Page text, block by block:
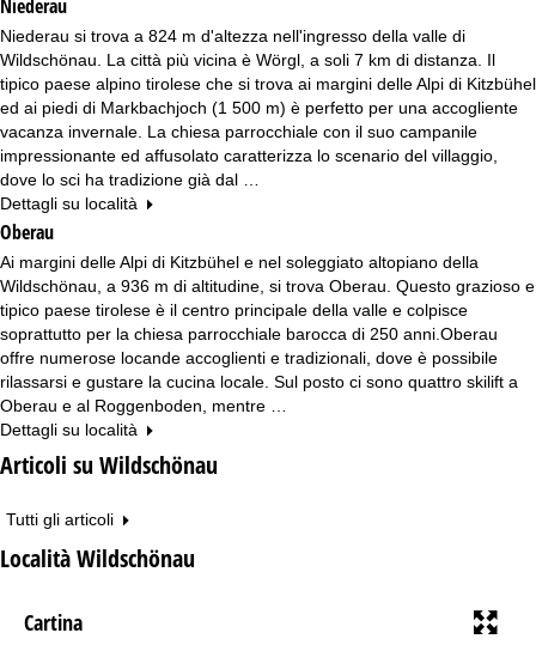
Niederau
Niederau si trova a 824 m d'altezza nell'ingresso della valle di
Wildschönau. La città più vicina è Wörgl, a soli 7 km di distanza. Il
tipico paese alpino tirolese che si trova ai margini delle Alpi di Kitzbühel
ed ai piedi di Markbachjoch (1 500 m) è perfetto per una accogliente
vacanza invernale. La chiesa parrocchiale con il suo campanile
impressionante ed affusolato caratterizza lo scenario del villaggio,
dove lo sci ha tradizione già dal …
Dettagli su località
Oberau
Ai margini delle Alpi di Kitzbühel e nel soleggiato altopiano della
Wildschönau, a 936 m di altitudine, si trova Oberau. Questo grazioso e
tipico paese tirolese è il centro principale della valle e colpisce
soprattutto per la chiesa parrocchiale barocca di 250 anni.Oberau
offre numerose locande accoglienti e tradizionali, dove è possibile
rilassarsi e gustare la cucina locale. Sul posto ci sono quattro skilift a
Oberau e al Roggenboden, mentre …
Dettagli su località
Articoli su Wildschönau
Tutti gli articoli
Località Wildschönau
Cartina